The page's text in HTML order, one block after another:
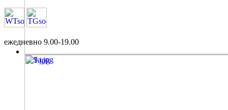
ежедневно 9.00-19.00